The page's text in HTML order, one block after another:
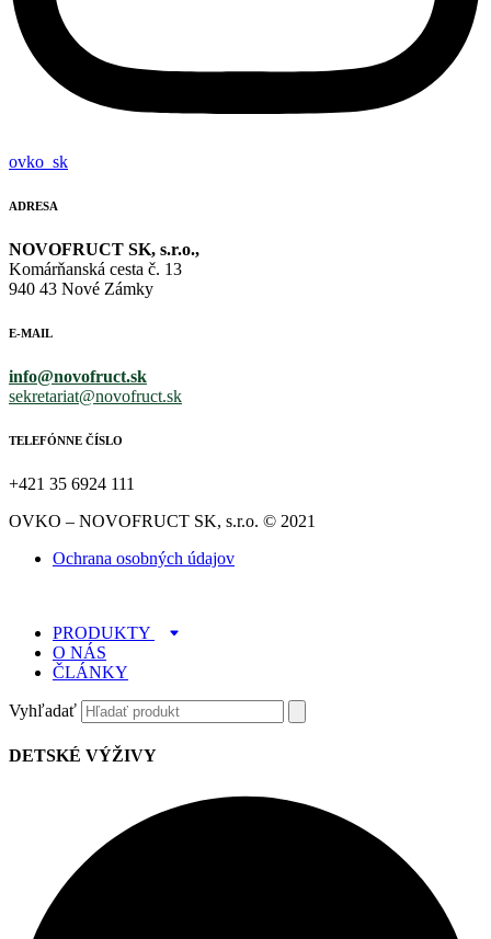
ovko_sk
ADRESA
NOVOFRUCT SK, s.r.o.,
Komárňanská cesta č. 13
940 43 Nové Zámky
E-MAIL
info@novofruct.sk
sekretariat@novofruct.sk
TELEFÓNNE ČÍSLO
+421 35 6924 111
OVKO – NOVOFRUCT SK, s.r.o. © 2021
Ochrana osobných údajov
PRODUKTY
O NÁS
ČLÁNKY
Vyhľadať
DETSKÉ VÝŽIVY